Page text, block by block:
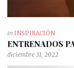
in INSPIRACIÓN
ENTRENADOS
diciembre 31, 2022